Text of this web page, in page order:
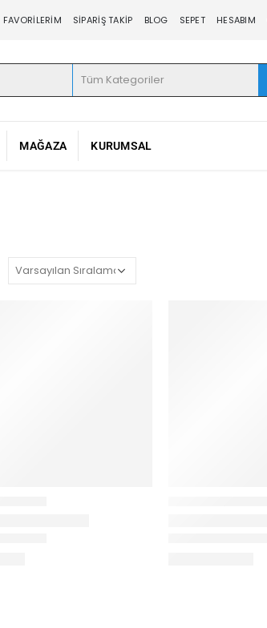
FAVORILERIM SIPARIŞ TAKIP BLOG SEPET HESABIM
MAĞAZA KURUMSAL